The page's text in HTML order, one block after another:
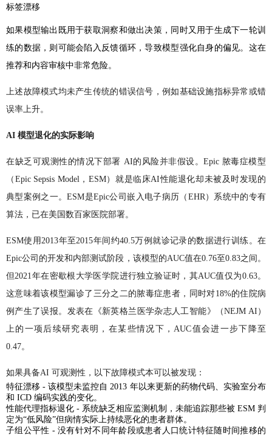
标签漂移
如果模型输出既用于获取洞察和做出决策，同时又用于生成下一轮训
练的数据，则可能会陷入反馈循环，导致模型强化自身的偏见。这在
推荐和内容审核中非常危险。
上述故障模式均未产生传统的错误信号，例如基础设施指标异常或错
误率上升。
AI 模型退化的实际影响
在缺乏可观测性的情况下部署 AI的风险并非假设。Epic 脓毒症模型
（Epic Sepsis Model，ESM）就是临床AI性能退化却未被及时发现的
典型案例之一。ESM是Epic公司嵌入电子病历（EHR）系统中的专有
算法，已在美国数百家医院部署。
ESM使用2013年至2015年间约40.5万例就诊记录的数据进行训练。在
Epic公司的开发和内部测试阶段，该模型的AUC值在0.76至0.83之间。
但2021年在密歇根大学医学院进行独立验证时，其AUC值仅为0.63。
这意味着该模型漏诊了三分之二的脓毒症患者，同时对18%的住院病
例产生了误报。发表在《新英格兰医学杂志人工智能》（NEJM AI）
上的一项后续研究表明，在某些情况下，AUC值会进一步下降至
0.47。
如果具备AI 可观测性，以下故障模式本可以被发现：
特征漂移 - 该模型未监控自 2013 年以来更新的药物代码、实验室分布
和 ICD 编码实践的变化。
性能代理指标退化 - 系统缺乏相应监测机制，未能追踪那些被 ESM 判
定为“低风险”但病情实际上持续恶化的患者群体。
子组公平性 - 没有针对不同年龄段或患者人口统计特征随时间推移的